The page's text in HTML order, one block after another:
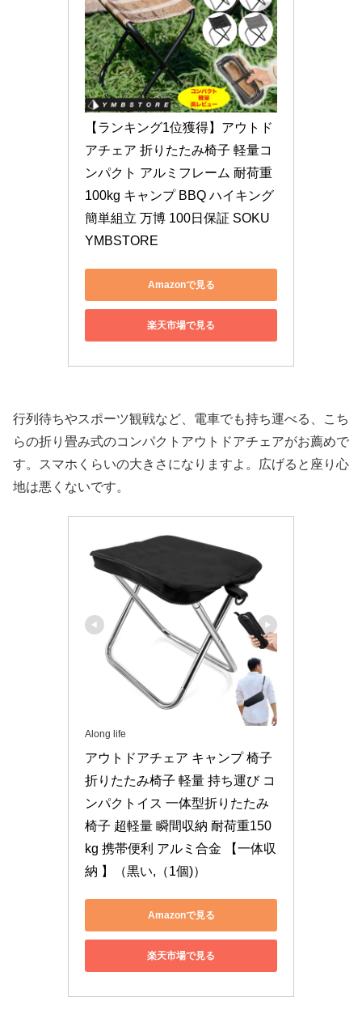
【ランキング1位獲得】アウトド
アチェア 折りたたみ椅子 軽量コ
ンパクト アルミフレーム 耐荷重
100kg キャンプ BBQ ハイキング
簡単組立 万博 100日保証 SOKU
YMBSTORE
Amazonで見る
楽天市場で見る
行列待ちやスポーツ観戦など、電車でも持ち運べる、こち
らの折り畳み式のコンパクトアウトドアチェアがお薦めで
す。スマホくらいの大きさになりますよ。広げると座り心
地は悪くないです。
Along life
アウトドアチェア キャンプ 椅子
折りたたみ椅子 軽量 持ち運び コ
ンパクトイス 一体型折りたたみ
椅子 超軽量 瞬間収納 耐荷重150
kg 携帯便利 アルミ合金 【一体収
納 】（黒い,（1個)）
Amazonで見る
楽天市場で見る